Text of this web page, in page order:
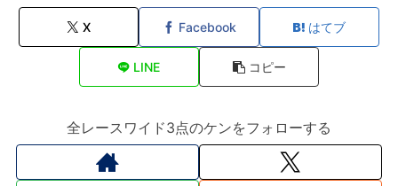
X Facebook はてブ
LINE コピー
全レースワイド3点のケンをフォローする